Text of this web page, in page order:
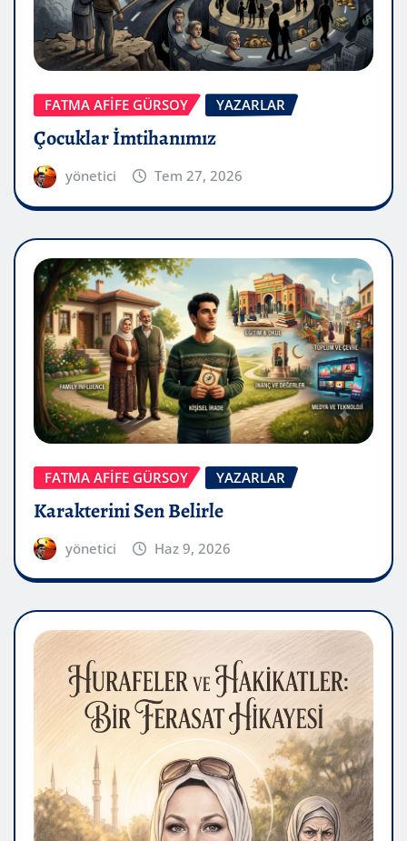
FATMA AFİFE GÜRSOY YAZARLAR
Çocuklar İmtihanımız
yönetici Tem 27, 2026
FATMA AFİFE GÜRSOY YAZARLAR
Karakterini Sen Belirle
yönetici Haz 9, 2026